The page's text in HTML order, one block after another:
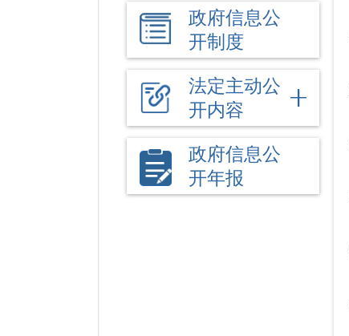
政府信息公
开制度
法定主动公
开内容
政府信息公
开年报